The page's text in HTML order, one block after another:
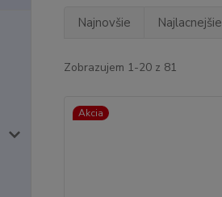
Najnovšie Najlacnejšie
Zobrazujem 1-20 z 81
Akcia